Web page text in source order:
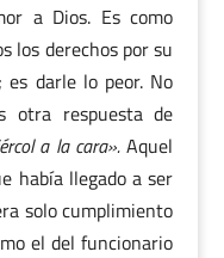
a Dios. Es como
los derechos por su
; es darle lo peor. No
otra respuesta de
a la cara». Aquel
había llegado a ser
solo cumplimiento
el del funcionario